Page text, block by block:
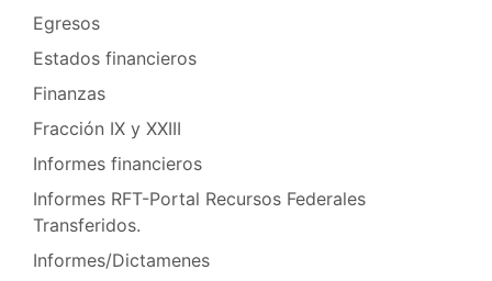
Egresos
Estados financieros
Finanzas
Fracción IX y XXIII
Informes financieros
Informes RFT-Portal Recursos Federales
Transferidos.
Informes/Dictamenes